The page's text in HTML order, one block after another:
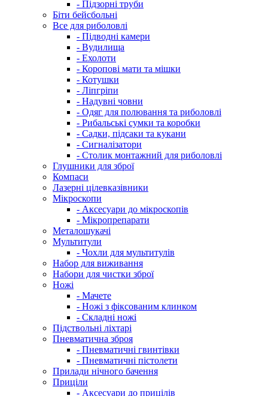
- Підзорні труби
Біти бейсбольні
Все для риболовлі
- Підводні камери
- Вудилища
- Ехолоти
- Коропові мати та мішки
- Котушки
- Ліпгріпи
- Надувні човни
- Одяг для полювання та риболовлі
- Рибальські сумки та коробки
- Садки, підсаки та кукани
- Сигналізатори
- Столик монтажний для риболовлі
Глушники для зброї
Компаси
Лазерні цілевказівники
Мікроскопи
- Аксесуари до мікроскопів
- Мікропрепарати
Металошукачі
Мультитули
- Чохли для мультитулів
Набор для виживання
Набори для чистки зброї
Ножі
- Мачете
- Ножі з фіксованим клинком
- Складні ножі
Підствольні ліхтарі
Пневматична зброя
- Пневматичні гвинтівки
- Пневматичні пістолети
Прилади нічного бачення
Приціли
- Аксесуари до прицілів